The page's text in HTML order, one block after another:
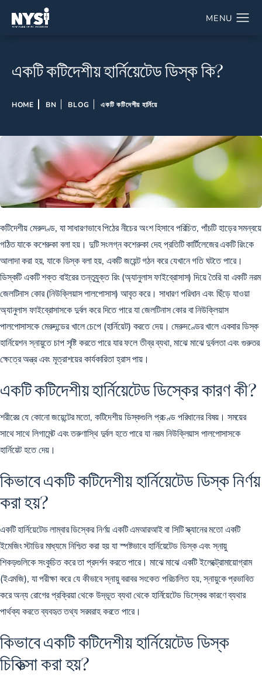
একটি কটিদেশীয় হার্নিয়েটেড ডিস্ক কি?
HOME BN BLOG একটি কটিদেশীয় হার্নিয়ে
কটিদেশীয় মেরুদণ্ড, যা সাধারণভাবে পিঠের নীচের অংশ হিসাবে পরিচিত, পাঁচটি হাড়ের সমন্বয়ে
গঠিত যাকে কশেরুকা বলা হয়। দুটি সংলগ্ন কশেরুকা দেহ প্রতিটি কার্টিলেজের একটি রিংকে
আলাদা করা হয়, যাকে ডিস্ক বলা হয়, একটি জয়েন্ট গঠন করে যেখানে গতি ঘটতে পারে।
ডিস্কটি একটি শক্ত বাইরের তন্তুযুক্ত রিং (অ্যানুলাস ফাইব্রোসাস) দিয়ে তৈরি যা একটি নরম
জেলটিনাস কোর (নিউক্লিয়াস পালপোসাস) আবৃত করে। সাধারণ পরিধান এবং ছিঁড়ে যাওয়া
অ্যানুলাস ফাইব্রোসাসকে দুর্বল করে দিতে পারে যা জেলটিনাস কোর বা নিউক্লিয়াস
পালপোসাসকে মেরুদন্ডের খালে চেপে (হার্নিয়েট) করতে দেয়। মেরুদণ্ডের খালে একবার ডিস্ক
হার্নিয়েশন স্নায়ুতে চাপ সৃষ্টি করতে পারে যার ফলে তীব্র ব্যথা, মাঝে মাঝে দুর্বলতা এবং গুরুতর
ক্ষেত্রে অন্ত্র এবং মূত্রাশয়ের কার্যকারিতা হ্রাস পায়।
একটি কটিদেশীয় হার্নিয়েটেড ডিস্কের কারণ কী?
শরীরের যে কোনো জয়েন্টের মতো, কটিদেশীয় ডিস্কগুলি প্রচণ্ড পরিধানের বিষয়। সময়ের
সাথে সাথে লিগামেন্ট এবং তরুণাস্থি দুর্বল হতে পারে যা নরম নিউক্লিয়াস পালপোসাসকে
হার্নিয়েট হতে দেয়।
কিভাবে একটি কটিদেশীয় হার্নিয়েটেড ডিস্ক নির্ণয়
করা হয়?
একটি হার্নিয়েটেড লাম্বার ডিস্কের নির্ণয় একটি এমআরআই বা সিটি স্ক্যানের মতো একটি
ইমেজিং স্টাডির মাধ্যমে নিশ্চিত করা হয় যা স্পষ্টভাবে হার্নিয়েটেড ডিস্ক এবং স্নায়ু
শিকড়গুলিকে সংকুচিত করে তা প্রদর্শন করতে পারে। মাঝে মাঝে একটি ইলেক্ট্রোমায়োগ্রাম
(ইএমজি), যা পরীক্ষা করে যে কীভাবে স্নায়ু বরাবর সংকেত পরিচালিত হয়, স্নায়ুকে প্রভাবিত
করে অন্য রোগের প্রক্রিয়া থেকে উদ্ভূত ব্যথা থেকে হার্নিয়েটেড ডিস্কের কারণে ব্যথার
পার্থক্য করতে ব্যবহৃত তথ্য সরবরাহ করতে পারে।
কিভাবে একটি কটিদেশীয় হার্নিয়েটেড ডিস্ক
চিকিত্সা করা হয়?